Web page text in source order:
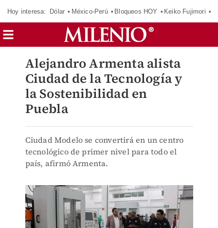
Hoy interesa: Dólar México-Perú Bloqueos HOY Keiko Fujimori
Alejandro Armenta alista
Ciudad de la Tecnología y
la Sostenibilidad en
Puebla
Ciudad Modelo se convertirá en un centro
tecnológico de primer nivel para todo el
país, afirmó Armenta.